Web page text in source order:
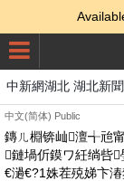
中新網湖北 湖北新
中文(简体) Public
鏄ㄦ棩锛屾澶╅兘
鏈堝伒鏌ワ紝绱呰
€濄€?1姝茬殑娣卞